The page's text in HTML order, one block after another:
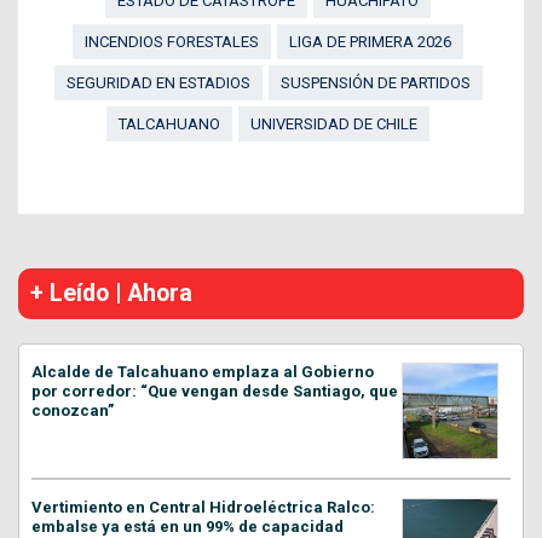
INCENDIOS FORESTALES LIGA DE PRIMERA 2026
SEGURIDAD EN ESTADIOS SUSPENSIÓN DE PARTIDOS
TALCAHUANO UNIVERSIDAD DE CHILE
+ Leído | Ahora
Alcalde de Talcahuano emplaza al Gobierno
por corredor: “Que vengan desde Santiago, que
conozcan”
Vertimiento en Central Hidroeléctrica Ralco:
embalse ya está en un 99% de capacidad